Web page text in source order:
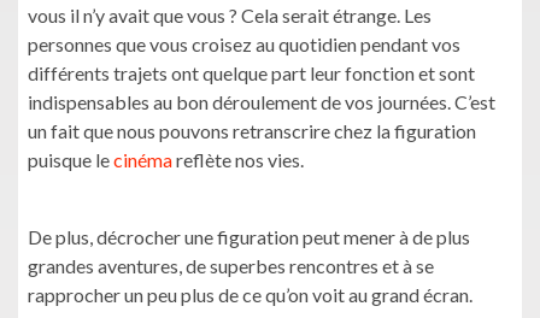
vous il n’y avait que vous ? Cela serait étrange. Les
personnes que vous croisez au quotidien pendant vos
différents trajets ont quelque part leur fonction et sont
indispensables au bon déroulement de vos journées. C’est
un fait que nous pouvons retranscrire chez la figuration
puisque lecinémareflète nos vies.
De plus, décrocher une figuration peut mener à de plus
grandes aventures, de superbes rencontres et à se
rapprocher un peu plus de ce qu’on voit au grand écran.